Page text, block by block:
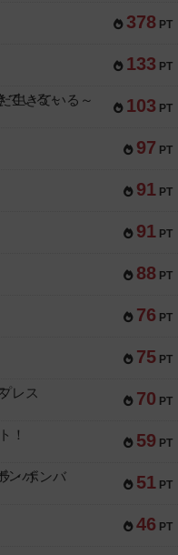
378 PT
133 PT
103 PT
生きている～
97 PT
91 PT
91 PT
88 PT
76 PT
75 PT
70 PT
レス
59 PT
！
51 PT
・ボンバ
46 PT